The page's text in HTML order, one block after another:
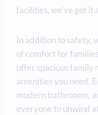
facilities, we’ve got it
In addition to safety,
of comfort for
offer spacious family
amenities you need.
modern bathrooms,
everyone to unwind